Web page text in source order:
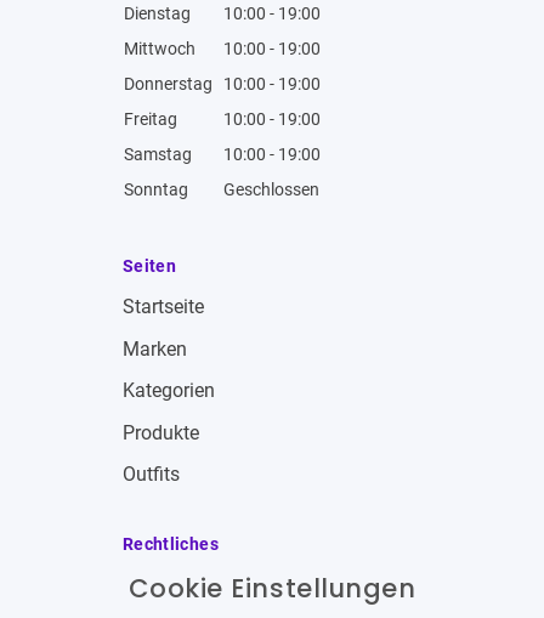
Dienstag
10:00 - 19:00
Mittwoch
10:00 - 19:00
Donnerstag
10:00 - 19:00
Freitag
10:00 - 19:00
Samstag
10:00 - 19:00
Sonntag
Geschlossen
Seiten
Startseite
Marken
Kategorien
Produkte
Outfits
Rechtliches
Impressum
Cookie Einstellungen